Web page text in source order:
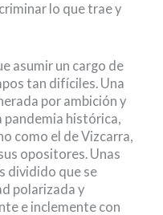
lo que trae y
asumir un cargo de
tan difíciles. Una
por ambición y
histórica,
como el de Vizcarra,
opositores. Unas
dividido que se
polarizada y
e inclemente con